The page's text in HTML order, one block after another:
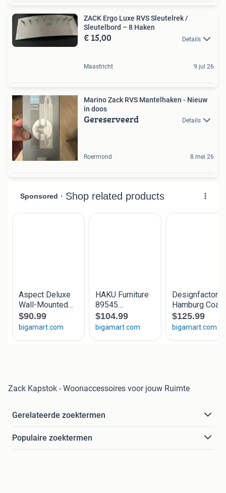
ZACK Ergo Luxe RVS Sleutelrek /
Sleutelbord – 8 Haken
€ 15,00 Details
Maastricht 9 jul 26
Marino Zack RVS Mantelhaken - Nieuw
in doos
Gereserveerd Details
Roermond 8 mei 26
Zack Kapstok - Woonaccessoires voor jouw Ruimte
Gerelateerde zoektermen
Populaire zoektermen